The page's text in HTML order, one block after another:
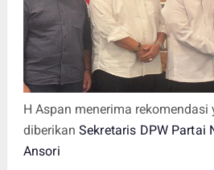
H Aspan menerima rekomendasi
diberikan Sekretaris DPW Partai
Ansori